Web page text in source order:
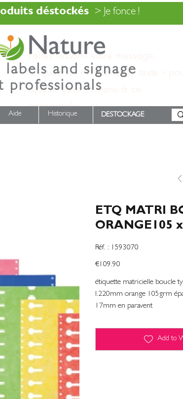
déstockés > Je fonce !
Faites ressortir votre message.
Cliquez sur « Modifier le texte » pour
ajouter votre contenu à ce
paragraphe.
and signage
professionals
Aide Historique DESTOCKAGE
ETQ MATRI
ORANGE105
Réf. :
SKU
1593070
1593070
Price
€109.90
étiquette matricielle boucle
l.220mm orange 105grm
17mm en paravent
Add to